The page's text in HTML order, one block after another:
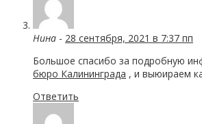
Нина - 28 сентября, 2021 в 7:37 пп
Большое спасибо за подробную
бюро Калининграда , и выюираем
Ответить